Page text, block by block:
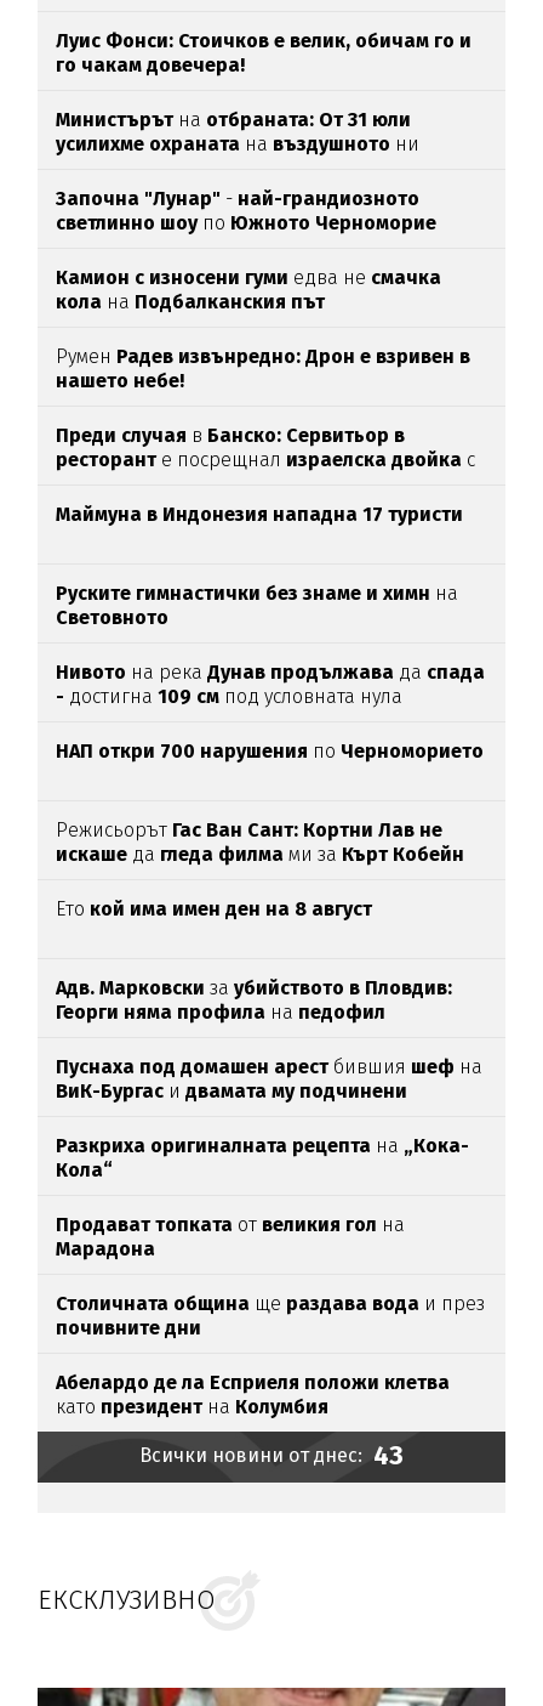
Луис Фонси: Стоичков е велик, обичам го и
го чакам довечера!
Министърътна отбраната: От 31 юли
усилихме охраната на въздушното ни
Започна "Лунар" - най-грандиозното
светлинно шоупо Южното Черноморие
Камион с износени гуми едва нe смачка
кола на Подбалканския път
Румен Радев извънредно: Дрон е взривен в
нашето небе!
Преди случая в Банско: Сервитьор в
ресторант е посрещнал израелска двойка с
Маймуна в Индонезия нападна 17 туристи
Руските гимнастички без знаме и химн на
Световното
Нивото на рекаДунав продължава да спада
- достигна109 см под условната нула
НАП откри 700 нарушения по Черноморието
Режисьорът Гас Ван Сант: Кортни Лав не
искаше да гледа филма ми за Кърт Кобейн
Ето кой има имен ден на 8 август
Адв. Марковски заубийството в Пловдив:
Георги няма профила на педофил
Пуснаха под домашен арестбившия шеф на
ВиК-Бургас и двамата му подчинени
Разкриха оригиналната рецепта на „Кока-
Кола“
Продават топката от великия гол на
Марадона
Столичната община ще раздава вода и през
почивните дни
Абелардо де ла Есприеля положи клетва
като президент на Колумбия
Всички новини от днес: 43
ЕКСКЛУЗИВНО